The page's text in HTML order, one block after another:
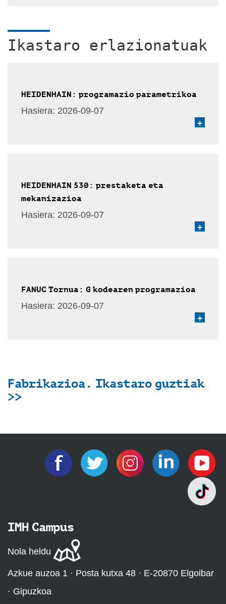
Ikastaro erlazionatuak
HEIDENHAIN: programazio parametrikoa
Hasiera: 2026-09-07
+
HEIDENHAIN 530: prestaketa eta
mekanizazioa
Hasiera: 2026-09-07
+
FANUC Tornua: G kodearen programazioa
Hasiera: 2026-09-07
+
Fabrikazioa. Ikastaro guztiak
>>
IMH Campus
Nola heldu
Azkue auzoa 1 · Posta kutxa 48 · E-20870 Elgoibar
· Gipuzkoa